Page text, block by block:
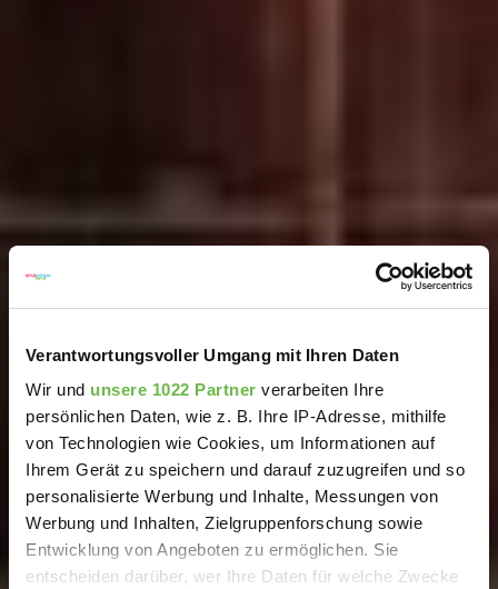
Verantwortungsvoller Umgang mit Ihren Daten
Wir und unsere 1022 Partner verarbeiten Ihre
persönlichen Daten, wie z. B. Ihre IP-Adresse, mithilfe
von Technologien wie Cookies, um Informationen auf
Ihrem Gerät zu speichern und darauf zuzugreifen und so
personalisierte Werbung und Inhalte, Messungen von
Werbung und Inhalten, Zielgruppenforschung sowie
Entwicklung von Angeboten zu ermöglichen. Sie
entscheiden darüber, wer Ihre Daten für welche Zwecke